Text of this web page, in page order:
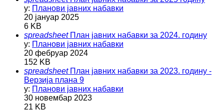
у: Планови јавних набавки
20 јануар 2025
6 KB
spreadsheet План јавних набавки за 2024. годину
у: Планови јавних набавки
20 фебруар 2024
152 KB
spreadsheet План јавних набавки за 2023. годину -
Верзија плана 9
у: Планови јавних набавки
30 новембар 2023
21 KB